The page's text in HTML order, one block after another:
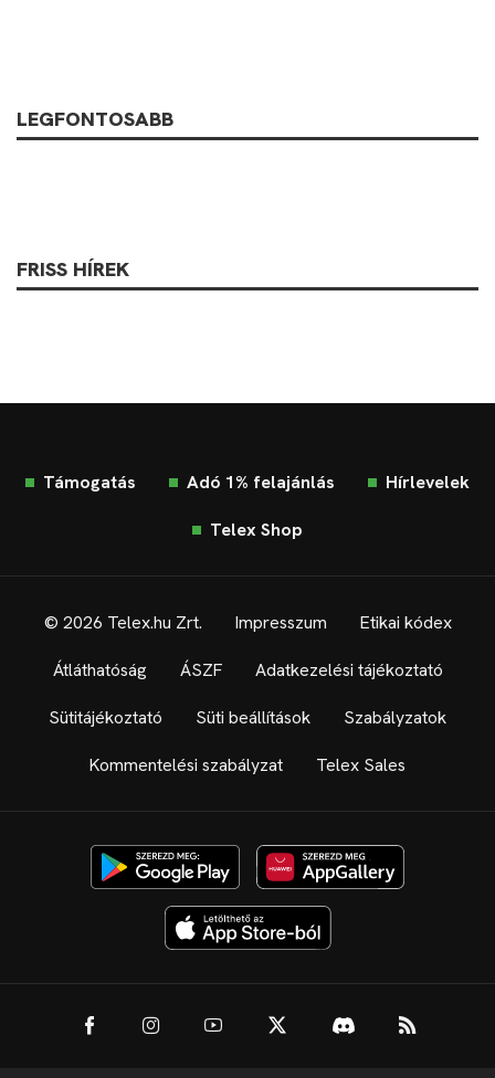
LEGFONTOSABB
FRISS HÍREK
Támogatás Adó 1% felajánlás Hírlevelek
Telex Shop
© 2026 Telex.hu Zrt. Impresszum Etikai kódex
Átláthatóság ÁSZF Adatkezelési tájékoztató
Sütitájékoztató Süti beállítások Szabályzatok
Kommentelési szabályzat Telex Sales